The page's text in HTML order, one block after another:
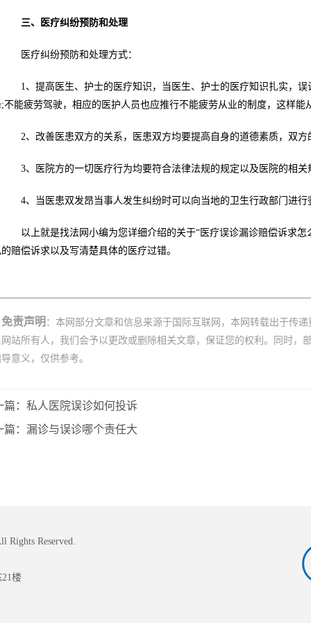
三、医疗纠纷预防和处理
医疗纠纷预防和处理方式：
1、提高医生、护士的医疗知识，当医生、护士的医疗知识扎实，误
不能疲劳驾驶，相应的医护人员也应推行不能疲劳从业的制度，这样能
2、改善医患双方的关系，医患双方均要提高自身的道德素质，双方
3、医院方的一切医疗行为均要符合法律法规的规定以及医院的相关
4、当医患双发昂当事人发生纠纷时可以向当地的卫生行政部门进行
以上就是找法网小编为您详细介绍的关于“医疗误诊漏诊赔偿诉求怎
赔偿诉求以及写清楚具体的医疗过错。
免责声明 ：本网部分文章和信息来源于国际互联网，本网转载出于传
站所有人，我们会予以更改或删除相关文章，保证您的权利。同时，
意义，仅供参考。
篇：私人医院误诊如何投诉
篇：漏诊与误诊哪个责任大
Rights Reserved.
楼